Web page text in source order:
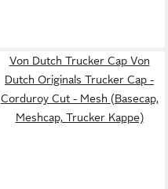
Von Dutch Trucker Cap Von
Dutch Originals Trucker Cap -
Corduroy Cut - Mesh (Basecap,
Meshcap, Trucker Kappe)